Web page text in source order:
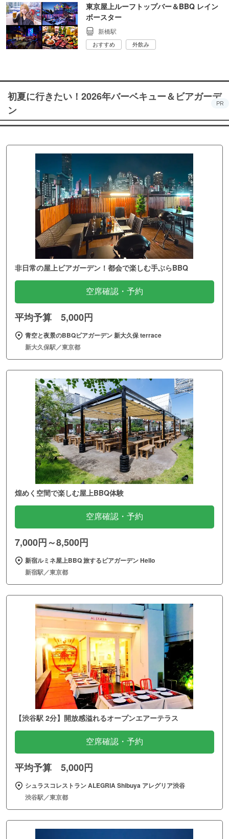
東京屋上ルーフトップバー＆BBQ レイン
ボースター
新橋駅
おすすめ 外飲み
初夏に行きたい！2026年バーベキュー＆ビアガーデ
ン
PR
非日常の屋上ビアガーデン！都会で楽しむ手ぶらBBQ
空席確認・予約
平均予算 5,000円
青空と夜景のBBQビアガーデン 新大久保 terrace
新大久保駅／東京都
煌めく空間で楽しむ屋上BBQ体験
空席確認・予約
7,000円～8,500円
新宿ルミネ屋上BBQ 旅するビアガーデン Hello
新宿駅／東京都
【渋谷駅 2分】開放感溢れるオープンエアーテラス
空席確認・予約
平均予算 5,000円
シュラスコレストラン ALEGRIA Shibuya アレグリア渋谷
渋谷駅／東京都